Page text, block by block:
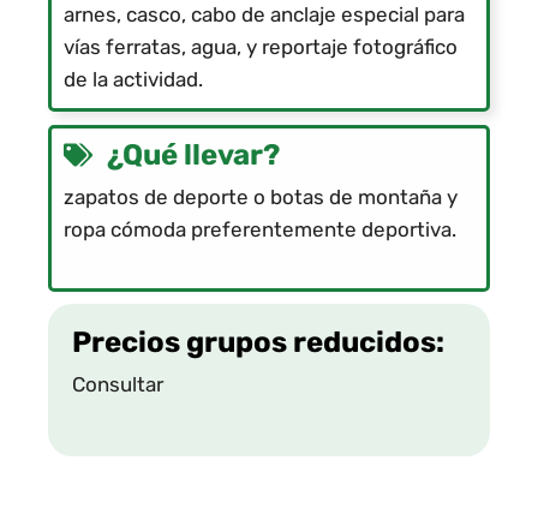
arnes, casco, cabo de anclaje especial para
vías ferratas, agua, y reportaje fotográfico
de la actividad.
¿Qué llevar?
zapatos de deporte o botas de montaña y
ropa cómoda preferentemente deportiva.
Precios grupos reducidos:
Consultar